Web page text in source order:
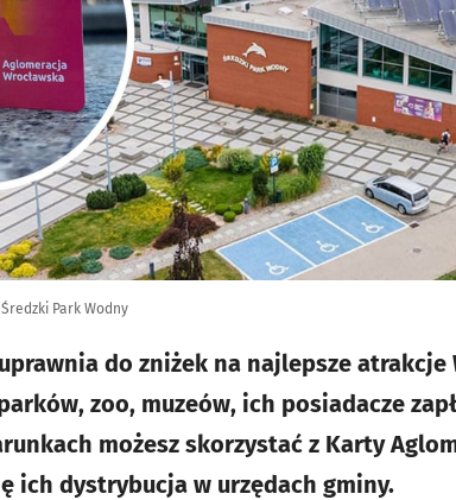
Park Wodny
do zniżek na najlepsze
zoo, muzeów, ich posiadacze
możesz skorzystać z Karty
ich dystrybucja w urzędach gminy.